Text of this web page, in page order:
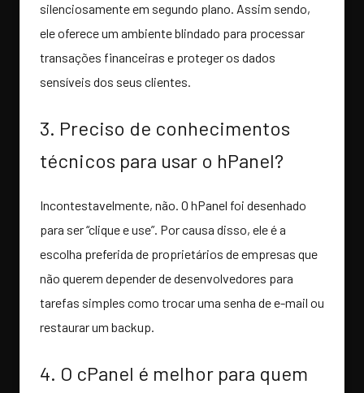
silenciosamente em segundo plano. Assim sendo,
ele oferece um ambiente blindado para processar
transações financeiras e proteger os dados
sensíveis dos seus clientes.
3. Preciso de conhecimentos
técnicos para usar o hPanel?
Incontestavelmente, não. O hPanel foi desenhado
para ser “clique e use”. Por causa disso, ele é a
escolha preferida de proprietários de empresas que
não querem depender de desenvolvedores para
tarefas simples como trocar uma senha de e-mail ou
restaurar um backup.
4. O cPanel é melhor para quem